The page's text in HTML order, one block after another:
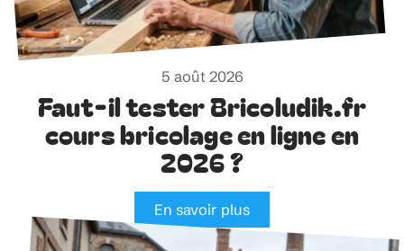
5 août 2026
Faut-il tester Bricoludik.fr
cours bricolage en ligne en
2026 ?
En savoir plus